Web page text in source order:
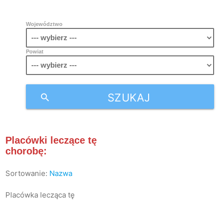
Województwo
Powiat
SZUKAJ
search
Placówki leczące tę
chorobę:
Sortowanie: Nazwa
Placówka lecząca tę